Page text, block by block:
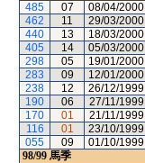
485
07 08/04/2000
462
11 29/03/2000
440
13 18/03/2000
405
14 05/03/2000
298
05 19/01/2000
283
09 12/01/2000
238
12 26/12/1999
190
06 27/11/1999
170
01 21/11/1999
116
01 23/10/1999
055
09 01/10/1999
98/99 馬季